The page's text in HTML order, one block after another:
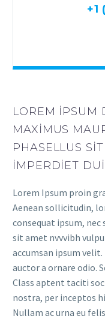
+1
LOREM IPSUM
MAXIMUS
PHASELLUS
IMPERDIET
Lorem Ipsum proin
Aenean sollicitudin,
consequat ipsum, nec
sit amet nvvvibh
accumsan ipsum
auctor a ornare odio.
Class aptent taciti
nostra, per inceptos
Nullam ac urna eu